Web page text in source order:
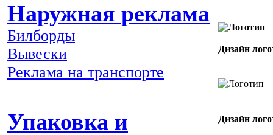
Наружная реклама
Билборды
Вывески
Реклама на транспорте
Упаковка и
Дизайн
Дизайн